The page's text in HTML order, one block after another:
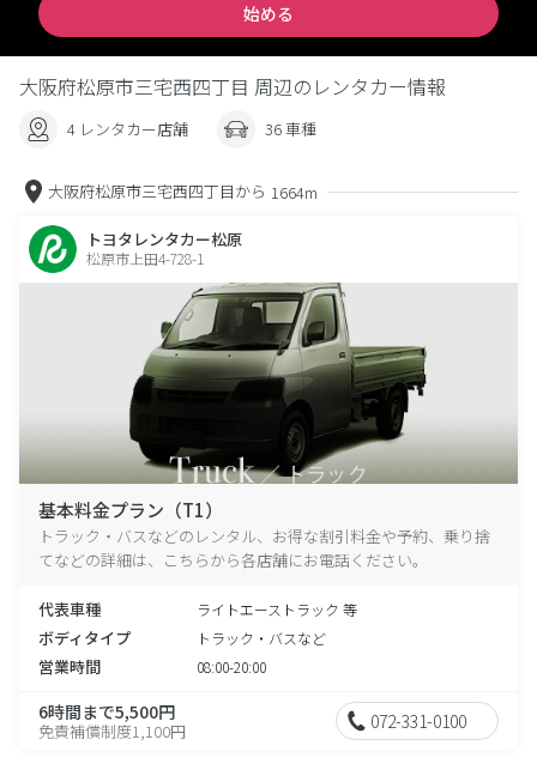
始める
大阪府松原市三宅西四丁目 周辺のレンタカー情報
4 レンタカー店舗 36 車種
大阪府松原市三宅西四丁目から 1664m
トヨタレンタカー松原
松原市上田4-728-1
基本料金プラン（T1）
トラック・バスなどのレンタル、お得な割引料金や予約、乗り捨
てなどの詳細は、こちらから各店舗にお電話ください。
代表車種 ライトエーストラック 等
ボディタイプ トラック・バスなど
営業時間 08:00-20:00
6時間まで5,500円
免責補償制度1,100円 072-331-0100